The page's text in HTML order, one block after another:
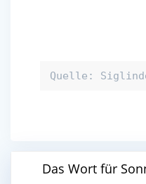
Quelle: Siglinde
Das Wort für